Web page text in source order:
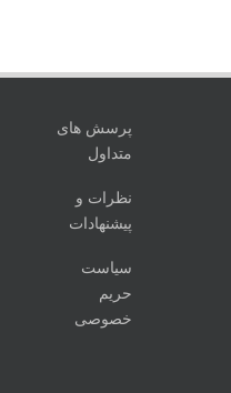
پرسش های
متداول
نظرات و
پیشنهادات
سیاست
حریم
خصوصی